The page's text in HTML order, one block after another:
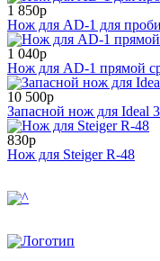
1 850р
Нож для AD-1 для
1 040р
Нож для AD-1 прямой
10 500р
Запасной нож для Ideal
830р
Нож для Steiger R-48